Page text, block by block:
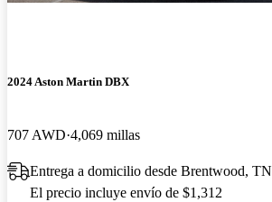
2024 Aston Martin DBX
707 AWD 4,069 millas
Entrega a domicilio desde Brentwood, TN
El precio incluye envío de $1,312